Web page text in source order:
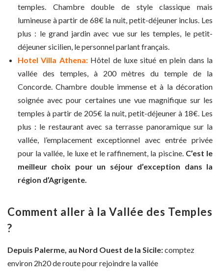
temples. Chambre double de style classique mais
lumineuse à partir de 68€ la nuit, petit-déjeuner inclus. Les
plus : le grand jardin avec vue sur les temples, le petit-
déjeuner sicilien, le personnel parlant français.
Hotel Villa Athena: Hôtel de luxe situé en plein dans la
vallée des temples, à 200 mètres du temple de la
Concorde. Chambre double immense et à la décoration
soignée avec pour certaines une vue magnifique sur les
temples à partir de 205€ la nuit, petit-déjeuner à 18€. Les
plus : le restaurant avec sa terrasse panoramique sur la
vallée, l’emplacement exceptionnel avec entrée privée
pour la vallée, le luxe et le raffinement, la piscine. C’est le
meilleur choix pour un séjour d’exception dans la
région d’Agrigente.
Comment aller à la Vallée des Temples
?
Depuis Palerme, au Nord Ouest de la Sicile:comptez
environ 2h20 de route pour rejoindre la vallée